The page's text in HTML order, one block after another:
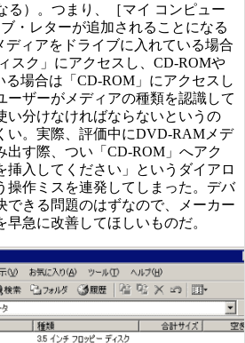
る）。つまり、［マイ コンピュー
・レターが追加されることになる
ィアをドライブに入れている場合
スク」にアクセスし、CD-ROMや
場合は「CD-ROM」にアクセスし
ーザーがメディアの種類を認識して
い分けなければならないというの
い。実際、評価中にDVD-RAMメデ
出す際、つい「CD-ROM」へアク
挿入してください」というダイアロ
操作ミスを連発してしまった。デバ
できる問題のはずなので、メーカー
急に改善してほしいものだ。